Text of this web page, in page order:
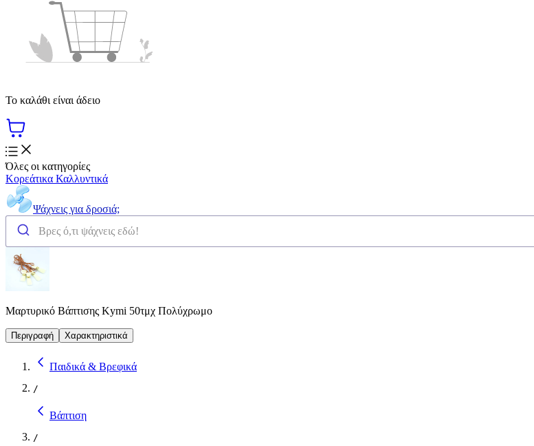
Το καλάθι είναι άδειο
Όλες οι κατηγορίες
Κορεάτικα Καλλυντικά
Ψάχνεις για δροσιά;
Μαρτυρικό Βάπτισης Kymi 50τμχ Πολύχρωμο
Περιγραφή Χαρακτηριστικά
Παιδικά & Βρεφικά
/
Βάπτιση
/